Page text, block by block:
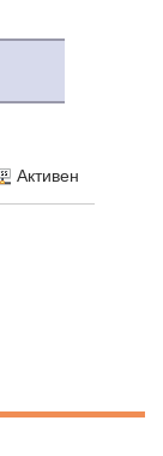
Активен